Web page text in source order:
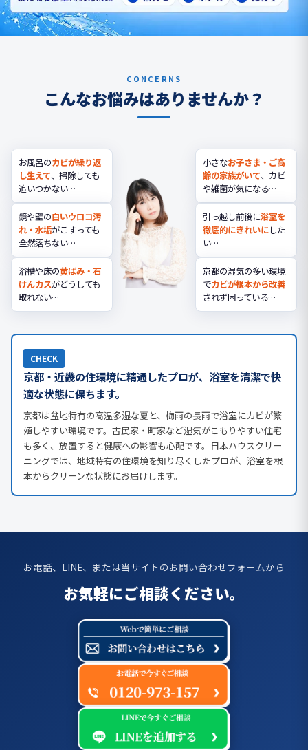
CONCERNS
こんなお悩みはありませんか？
お風呂のカビが繰り返
し生えて、掃除しても
追いつかない…
鏡や壁の白いウロコ汚
れ・水垢がこすっても
全然落ちない…
浴槽や床の黄ばみ・石
けんカスがどうしても
取れない…
小さなお子さま・ご高
齢の家族がいて、カビ
や雑菌が気になる…
引っ越し前後に浴室を
徹底的にきれいにした
い…
京都の湿気の多い環境
でカビが根本から改善
されず困っている…
CHECK
京都・近畿の住環境に精通したプロが、浴室を清潔で快
適な状態に保ちます。
京都は盆地特有の高温多湿な夏と、梅雨の長雨で浴室にカビが繁
殖しやすい環境です。古民家・町家など湿気がこもりやすい住宅
も多く、放置すると健康への影響も心配です。日本ハウスクリー
ニングでは、地域特有の住環境を知り尽くしたプロが、浴室を根
本からクリーンな状態にお届けします。
お電話、LINE、または当サイトのお問い合わせフォームから
お気軽にご相談ください。